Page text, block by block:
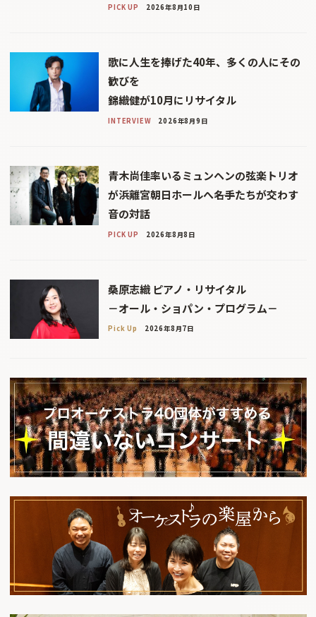
PICK UP 2026年8月10日
歌に人生を捧げた40年、多くの人にその
歓びを
錦織健が10月にリサイタル
INTERVIEW 2026年8月9日
青木尚佳率いるミュンヘンの弦楽トリオ
が浜離宮朝日ホールへ――名手たちが交わす
音の対話
PICK UP 2026年8月8日
桑原志織 ピアノ・リサイタル
－オール・ショパン・プログラム－
Pick Up 2026年8月7日